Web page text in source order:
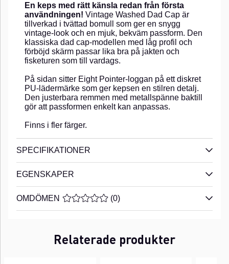
En keps med rätt känsla redan från första
användningen! Vintage Washed Dad Cap är
tillverkad i tvättad bomull som ger en snygg
vintage-look och en mjuk, bekväm passform. Den
klassiska dad cap-modellen med låg profil och
förböjd skärm passar lika bra på jakten och
fisketuren som till vardags.
På sidan sitter Eight Pointer-loggan på ett diskret
PU-lädermärke som ger kepsen en stilren detalj.
Den justerbara remmen med metallspänne baktill
gör att passformen enkelt kan anpassas.
Finns i fler färger.
SPECIFIKATIONER
EGENSKAPER
OMDÖMEN MEDELBETYG 0 AV 5 ANTAL BETYG 0
(0)
Relaterade produkter